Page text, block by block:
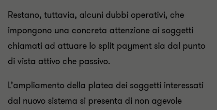
Restano, tuttavia, alcuni dubbi operativi, che
impongono una concreta attenzione ai soggetti
chiamati ad attuare lo split payment sia dal punto
di vista attivo che passivo.
L’ampliamento della platea dei soggetti interessati
dal nuovo sistema si presenta di non agevole